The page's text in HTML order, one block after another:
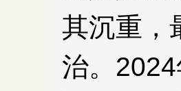
其沉重，
治。